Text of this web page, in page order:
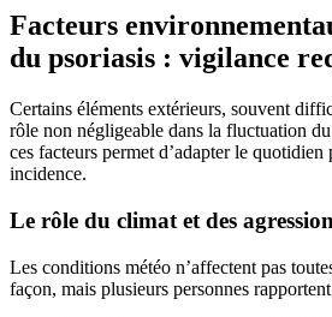
Facteurs
du psoriasis : vigilance
Certains éléments extérieurs, souvent
rôle non négligeable dans la fluctuation
ces facteurs permet d’adapter le
incidence.
Le rôle du climat et des
Les conditions météo n’affectent pas
façon, mais plusieurs personnes